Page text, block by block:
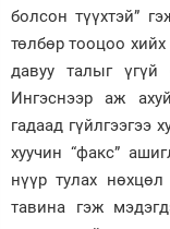
болсон түүхтэй”
төлбөр тооцоо
давуу талыг
Ингэснээр аж
гадаад гүйлгээгээ
хуучин “факс”
нүүр тулах
тавина гэж